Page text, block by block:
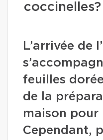
coccinelles?
L’arrivée de
feuilles
de la
maison pour
Cependant,